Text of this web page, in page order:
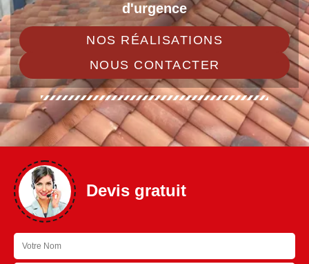
d'urgence
NOS RÉALISATIONS
NOUS CONTACTER
Devis gratuit